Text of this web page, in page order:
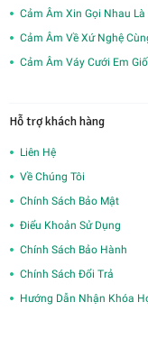
Cảm Âm Xin Gọi Nhau
Cảm Âm Về Xứ Nghệ
Cảm Âm Váy Cưới Em
Hỗ trợ khách hàng
Liên Hệ
Về Chúng Tôi
Chính Sách Bảo Mật
Điểu Khoản Sử Dụng
Chính Sách Bảo Hành
Chính Sách Đổi Trả
Hướng Dẫn Nhận Khóa